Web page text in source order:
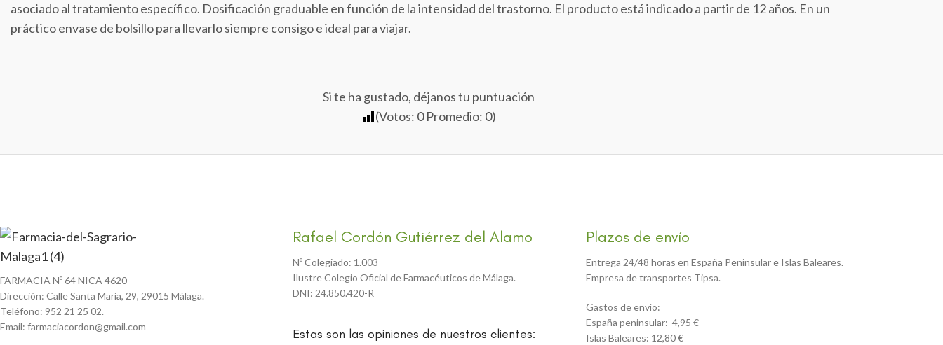
asociado al tratamiento específico. Dosificación graduable en función de la intensidad del trastorno. El producto está indicado a partir de 12 años. En un
práctico envase de bolsillo para llevarlo siempre consigo e ideal para viajar.
Si te ha gustado, déjanos tu puntuación
(Votos: 0Promedio: 0)
FARMACIA Nº 64 NICA 4620
Dirección: Calle Santa María, 29, 29015 Málaga.
Teléfono: 952 21 25 02.
Email: farmaciacordon@gmail.com
Rafael Cordón Gutiérrez del Alamo
Nº Colegiado: 1.003
Ilustre Colegio Oficial de Farmacéuticos de Málaga.
DNI: 24.850.420-R
Estas son las opiniones de nuestros clientes:
Plazos de envío
Entrega 24/48 horas en España Peninsular e Islas Baleares.
Empresa de transportes Tipsa.
Gastos de envío:
España peninsular: 4,95 €
Islas Baleares: 12,80 €